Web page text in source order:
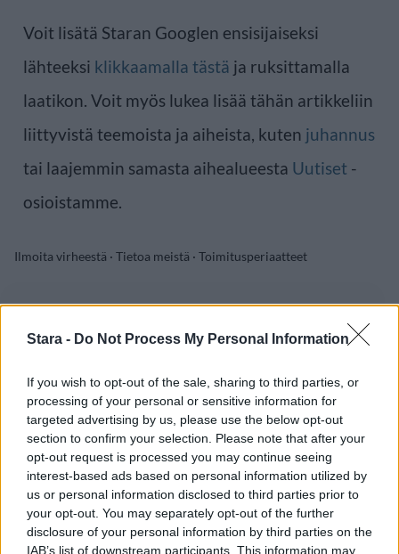
Stara - Do Not Process My Personal Information
If you wish to opt-out of the sale, sharing to third parties, or
processing of your personal or sensitive information for
targeted advertising by us, please use the below opt-out
section to confirm your selection. Please note that after your
opt-out request is processed you may continue seeing
interest-based ads based on personal information utilized by
us or personal information disclosed to third parties prior to
your opt-out. You may separately opt-out of the further
disclosure of your personal information by third parties on the
IAB’s list of downstream participants. This information may
Voit lisätä Staran Googlen ensisijaiseksi
lähteeksi klikkaamalla tästä ja ruksittamalla
laatikon. Voit myös lukea lisää tähän artikkeliin
liittyvistä teemoista ja aiheista, kuten juhannus
tai laajemmin samasta aihealueesta Uutiset -
osioistamme.
Ilmoita virheestä · Tietoa meistä · Toimitusperiaatteet